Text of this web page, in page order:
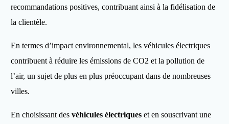
recommandations positives, contribuant ainsi à la fidélisation de
la clientèle.
En termes d’impact environnemental, les véhicules électriques
contribuent à réduire les émissions de CO2 et la pollution de
l’air, un sujet de plus en plus préoccupant dans de nombreuses
villes.
En choisissant desvéhicules électriques et en souscrivant une